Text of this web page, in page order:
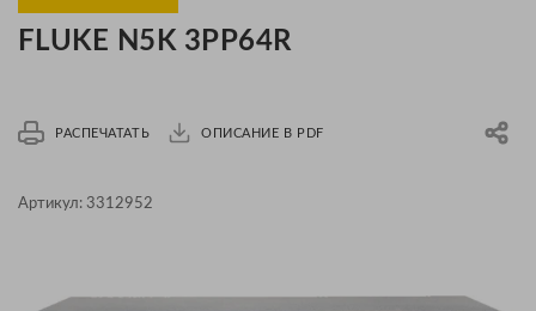
FLUKE N5K 3PP64R
РАСПЕЧАТАТЬ ОПИСАНИЕ В PDF
Артикул: 3312952